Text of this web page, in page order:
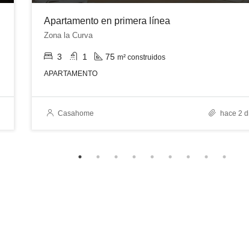
Apartamento en primera línea
Zona la Curva
3 1 75 m² construidos
APARTAMENTO
Casahome hace 2